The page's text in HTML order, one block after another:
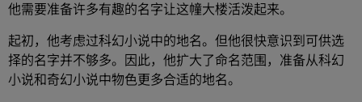
他需要准备许多有趣的名字让这幢大楼活泼起来。
起初，他考虑过科幻小说中的地名。但他很快意识到可供选
择的名字并不够多。因此，他扩大了命名范围，准备从科幻
小说和奇幻小说中物色更多合适的地名。